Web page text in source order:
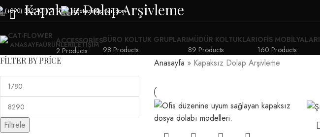
(+090) 532 401 17 11 argetaofis@gmail.com
ANASAYFAÜRÜNLERİLETIŞIM
Kapaksız Dolap Arşivleme
ACCESSORIES
2 Products
BÜRO KOLTUK GRUPLARI
98 Products
MÜDÜR KOLTUKLARI
89 Products
OFIS MOBILYALARI
160 Products
FILTER BY PRICE
Filtrele
Anasayfa » Kapaksız Dolap Arşivleme